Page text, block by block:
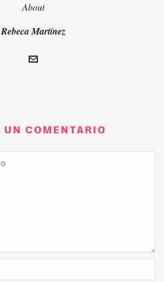
About
Rebeca Martínez
UN COMENTARIO